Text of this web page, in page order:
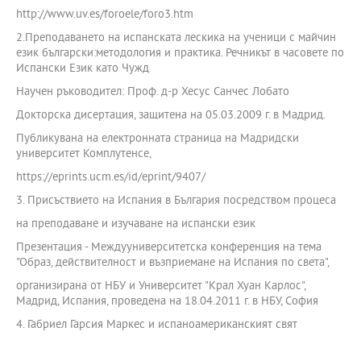
http://www.uv.es/foroele/foro3.htm
2.Преподаването на испанската лескика на ученици с майчин
език български:методология и практика. Речникът в часовете по
Испански Език като Чужд
Научен ръководител: Проф. д-р Хесус Санчес Лобато
Докторска дисертация, защитена на 05.03.2009 г. в Мадрид.
Публикувана на електронната страница на Мадридски
университет Комплутенсе,
https://eprints.ucm.es/id/eprint/9407/
3. Присъствието на Испания в България посредством процеса
на преподаване и изучаване на испански език
Презентация - Междууниверситетска конференция на тема
"Образ, действителност и възприемане на Испания по света",
организирана от НБУ и Университет "Крал Хуан Карлос",
Мадрид, Испания, проведена на 18.04.2011 г. в НБУ, София
4. Габриел Гарсия Маркес и испаноамериканският свят